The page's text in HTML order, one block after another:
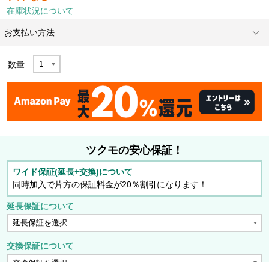
在庫状況について
お支払い方法
数量
ツクモの安心保証！
ワイド保証(延長+交換)について
同時加入で片方の保証料金が20％割引になります！
延長保証について
交換保証について